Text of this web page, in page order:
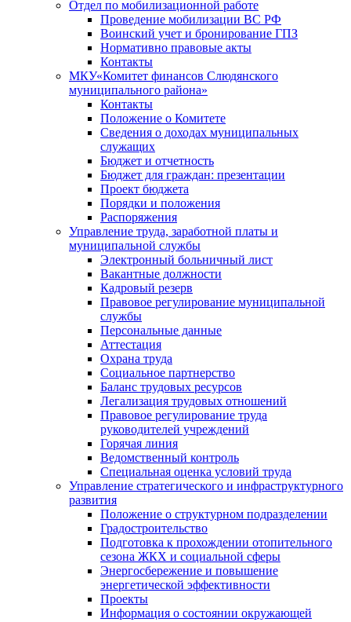
Отдел по мобилизационной работе
Проведение мобилизации ВС РФ
Воинский учет и бронирование ГПЗ
Нормативно правовые акты
Контакты
МКУ«Комитет финансов Слюдянского
муниципального района»
Контакты
Положение о Комитете
Сведения о доходах муниципальных
служащих
Бюджет и отчетность
Бюджет для граждан: презентации
Проект бюджета
Порядки и положения
Распоряжения
Управление труда, заработной платы и
муниципальной службы
Электронный больничный лист
Вакантные должности
Кадровый резерв
Правовое регулирование муниципальной
службы
Персональные данные
Аттестация
Охрана труда
Социальное партнерство
Баланс трудовых ресурсов
Легализация трудовых отношений
Правовое регулирование труда
руководителей учреждений
Горячая линия
Ведомственный контроль
Специальная оценка условий труда
Управление стратегического и инфраструктурного
развития
Положение о структурном подразделении
Градостроительство
Подготовка к прохождении отопительного
сезона ЖКХ и социальной сферы
Энергосбережение и повышение
энергетической эффективности
Проекты
Информация о состоянии окружающей